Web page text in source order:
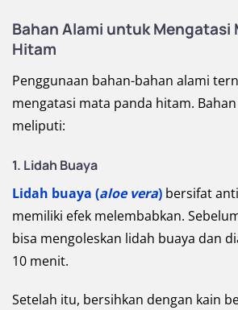
Bahan Alami untuk Mengatasi
Hitam
Penggunaan bahan-bahan alami
mengatasi mata panda hitam.
meliputi:
1. Lidah Buaya
Lidah buaya (aloe vera) bersifat
memiliki efek melembabkan.
bisa mengoleskan lidah buaya dan
10 menit.
Setelah itu, bersihkan dengan kain